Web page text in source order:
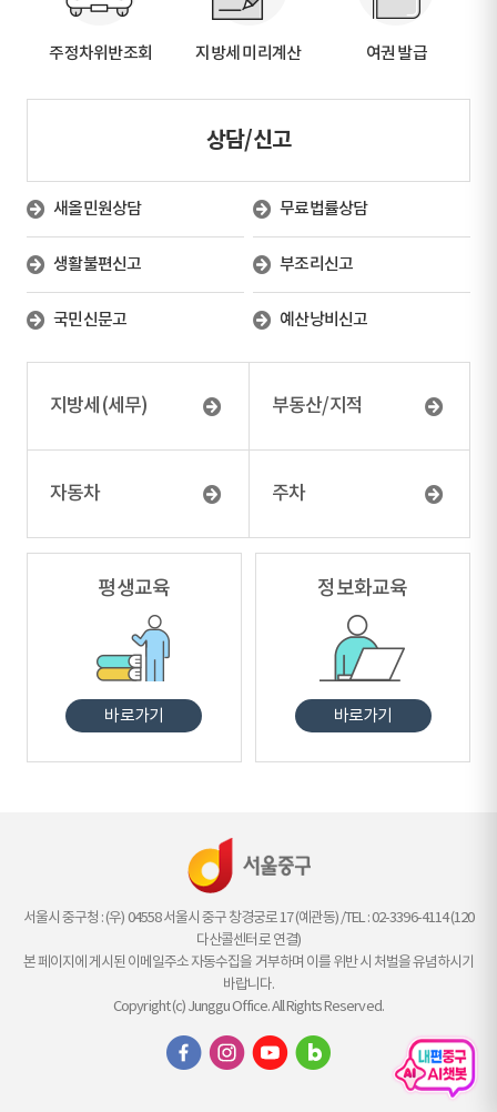
주정차위반조회 지방세 미리계산 여권 발급
상담/신고
새올민원상담 무료법률상담
생활불편신고 부조리신고
국민신문고 예산낭비신고
지방세(세무) 부동산/지적
자동차 주차
평생교육
바로가기
정보화교육
바로가기
서울시 중구청 : (우) 04558 서울시 중구 창경궁로 17 (예관동) /TEL : 02-3396-4114 (120
다산콜센터로 연결)
본 페이지에 게시된 이메일주소 자동수집을 거부하며 이를 위반 시 처벌을 유념하시기
바랍니다.
Copyright (c) Junggu Office. All Rights Reserved.